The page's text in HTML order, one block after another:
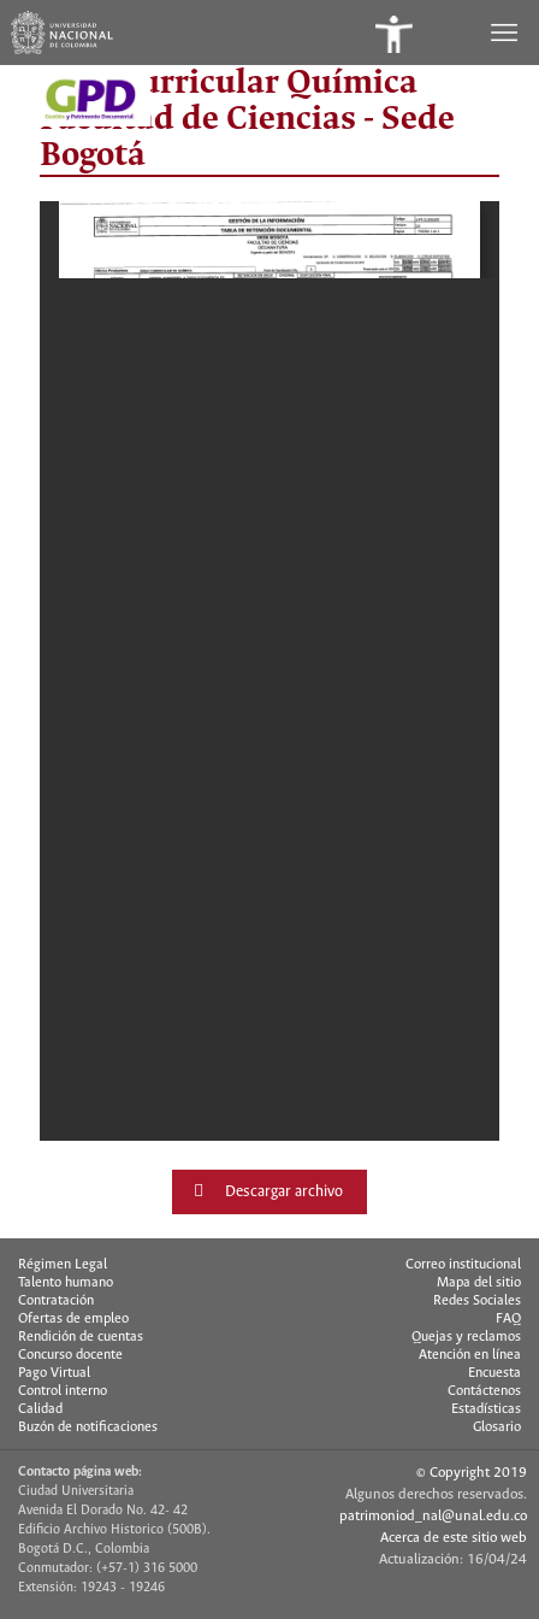
Accesibilidad
Área Curricular Química
Facultad de Ciencias - Sede
Bogotá
Descargar archivo
Régimen Legal
Talento humano
Contratación
Ofertas de empleo
Rendición de cuentas
Concurso docente
Pago Virtual
Control interno
Calidad
Buzón de notificaciones
Correo institucional
Mapa del sitio
Redes Sociales
FAQ
Quejas y reclamos
Atención en línea
Encuesta
Contáctenos
Estadísticas
Glosario
Contacto página web:
Ciudad Universitaria
Avenida El Dorado No. 42- 42
Edificio Archivo Historico (500B).
Bogotá D.C., Colombia
Conmutador: (+57-1) 316 5000
Extensión: 19243 - 19246
© Copyright 2019
Algunos derechos reservados.
patrimoniod_nal@unal.edu.co
Acerca de este sitio web
Actualización: 16/04/24